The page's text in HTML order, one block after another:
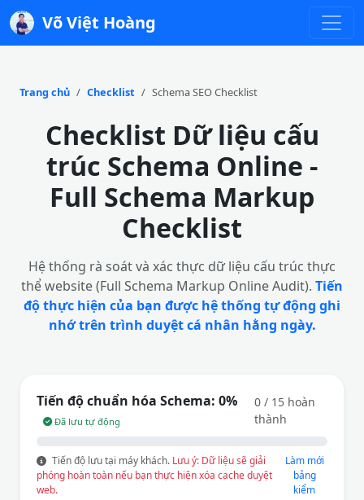
Võ Việt Hoàng
Trang chủ Checklist Schema SEO Checklist
Checklist Dữ liệu cấu
trúc Schema Online -
Full Schema Markup
Checklist
Hệ thống rà soát và xác thực dữ liệu cấu trúc thực
thể website (Full Schema Markup Online Audit). Tiến
độ thực hiện của bạn được hệ thống tự động ghi
nhớ trên trình duyệt cá nhân hằng ngày.
Tiến độ chuẩn hóa Schema: 0%
Đã lưu tự động
0 / 15 hoàn
thành
Tiến độ lưu tại máy khách. Lưu ý: Dữ liệu sẽ giải
phóng hoàn toàn nếu bạn thực hiện xóa cache duyệt
web.
Làm mới
bảng
kiểm